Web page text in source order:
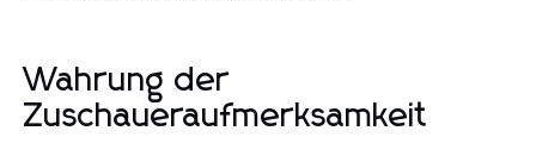
Wahrung der
Zuschaueraufmerksamkeit